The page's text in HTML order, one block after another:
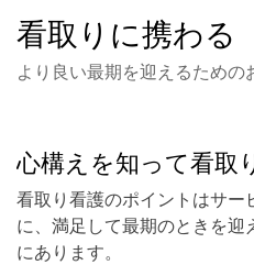
content
看取りに携わる
より良い最期を迎えるための
心構えを知って看取
看取り看護のポイントはサ
に、満足して最期のときを迎
にあります。